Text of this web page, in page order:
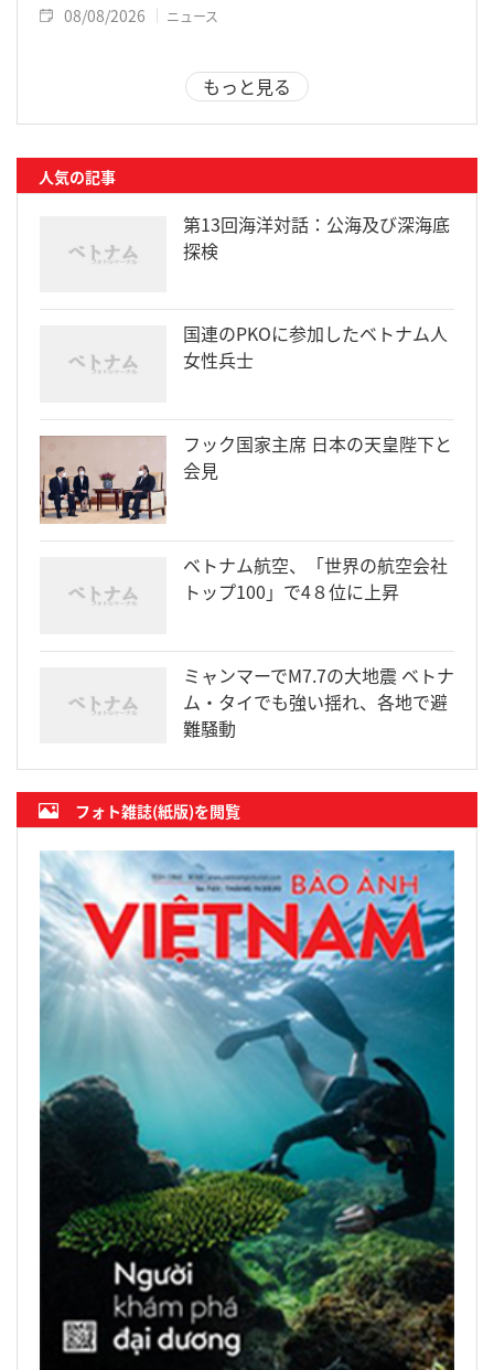
08/08/2026 ニュース
もっと見る
人気の記事
第13回海洋対話：公海及び深海底
探検
国連のPKOに参加したベトナム人
女性兵士
フック国家主席 日本の天皇陛下と
会見
ベトナム航空、「世界の航空会社
トップ100」で4８位に上昇
ミャンマーでM7.7の大地震 ベトナ
ム・タイでも強い揺れ、各地で避
難騒動
フォト雑誌(紙版)を閲覧